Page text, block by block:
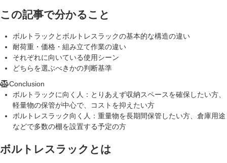
この記事で分かること
ボルトラックとボルトレスラックの基本的な構造の違い
耐荷重・価格・組み立て作業の違い
それぞれに向いている使用シーン
どちらを選ぶべきかの判断基準
Conclusion
ボルトラックに向く人： とりあえず収納スペースを確保したい方、
軽量物の保管が中心で、コストを抑えたい方
ボルトレスラック向く人： 重量物を長期間保管したい方、倉庫用途
などで多数の棚を設置する予定の方
ボルトレスラックとは